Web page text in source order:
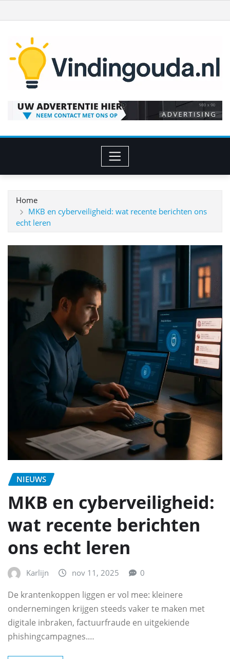
naar
inhoud
Home
MKB en cyberveiligheid: wat recente berichten ons
echt leren
NIEUWS
MKB en cyberveiligheid:
wat recente berichten
ons echt leren
Karlijn nov 11, 2025 0
De krantenkoppen liggen er vol mee: kleinere
ondernemingen krijgen steeds vaker te maken met
digitale inbraken, factuurfraude en uitgekiende
phishingcampagnes.…